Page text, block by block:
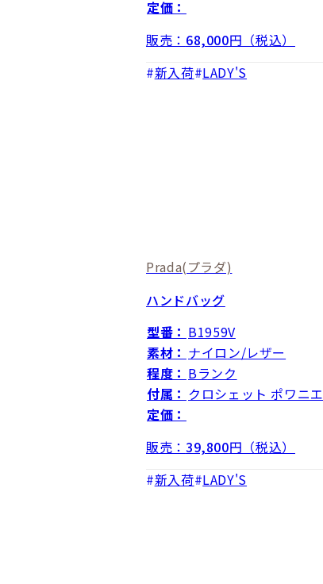
定価：
販売： 68,000円（税込）
新入荷 LADY'S
Prada(プラダ)
ハンドバッグ
型番： B1959V
素材： ナイロン/レザー
程度： Bランク
付属： クロシェット ポワニエ
定価：
販売： 39,800円（税込）
新入荷 LADY'S